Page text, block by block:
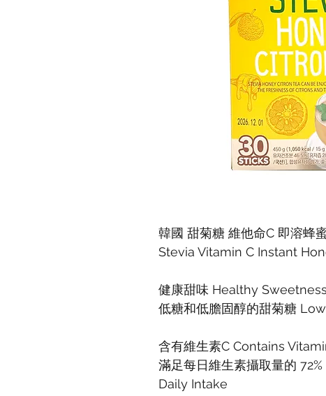
韓國 甜菊糖 維他命C 即溶蜂
Stevia Vitamin C Instant
健康甜味 Healthy Sweetness
低糖和低膽固醇的甜菊糖
含有維生素C Contains
滿足每日維生素攝取量的
Daily Intake